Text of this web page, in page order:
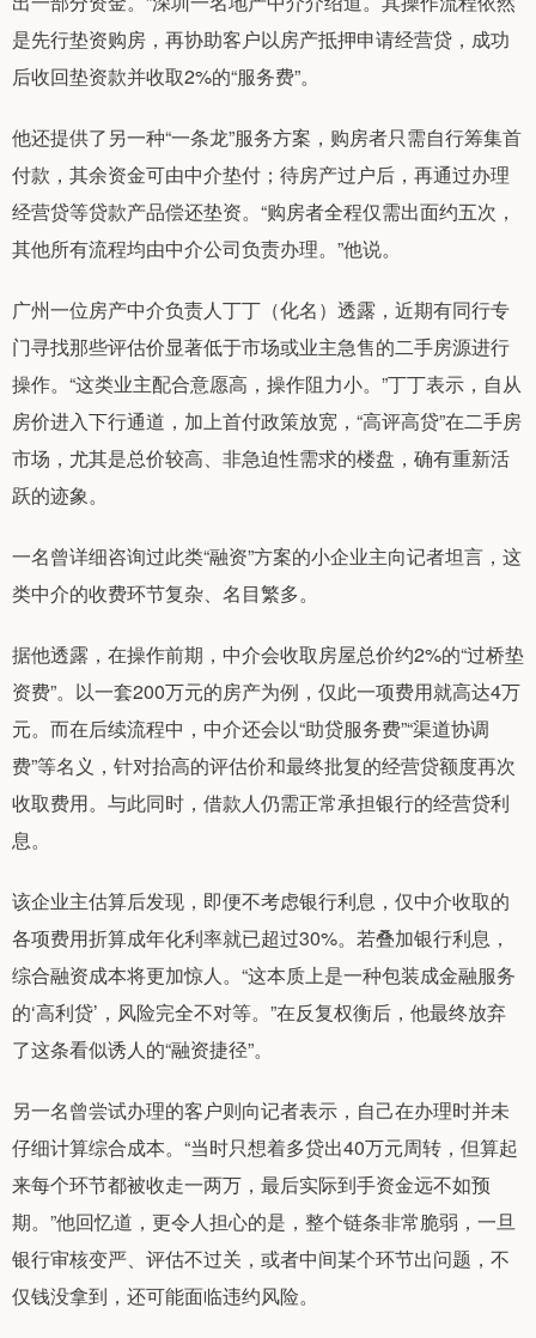
是先行垫资购房，再协助客户以房产抵押申请经营贷，成功
后收回垫资款并收取2%的“服务费”。
他还提供了另一种“一条龙”服务方案，购房者只需自行筹集首
付款，其余资金可由中介垫付；待房产过户后，再通过办理
经营贷等贷款产品偿还垫资。“购房者全程仅需出面约五次，
其他所有流程均由中介公司负责办理。”他说。
广州一位房产中介负责人丁丁（化名）透露，近期有同行专
门寻找那些评估价显著低于市场或业主急售的二手房源进行
操作。“这类业主配合意愿高，操作阻力小。”丁丁表示，自从
房价进入下行通道，加上首付政策放宽，“高评高贷”在二手房
市场，尤其是总价较高、非急迫性需求的楼盘，确有重新活
跃的迹象。
一名曾详细咨询过此类“融资”方案的小企业主向记者坦言，这
类中介的收费环节复杂、名目繁多。
据他透露，在操作前期，中介会收取房屋总价约2%的“过桥垫
资费”。以一套200万元的房产为例，仅此一项费用就高达4万
元。而在后续流程中，中介还会以“助贷服务费”“渠道协调
费”等名义，针对抬高的评估价和最终批复的经营贷额度再次
收取费用。与此同时，借款人仍需正常承担银行的经营贷利
息。
该企业主估算后发现，即便不考虑银行利息，仅中介收取的
各项费用折算成年化利率就已超过30%。若叠加银行利息，
综合融资成本将更加惊人。“这本质上是一种包装成金融服务
的‘高利贷’，风险完全不对等。”在反复权衡后，他最终放弃
了这条看似诱人的“融资捷径”。
另一名曾尝试办理的客户则向记者表示，自己在办理时并未
仔细计算综合成本。“当时只想着多贷出40万元周转，但算起
来每个环节都被收走一两万，最后实际到手资金远不如预
期。”他回忆道，更令人担心的是，整个链条非常脆弱，一旦
银行审核变严、评估不过关，或者中间某个环节出问题，不
仅钱没拿到，还可能面临违约风险。